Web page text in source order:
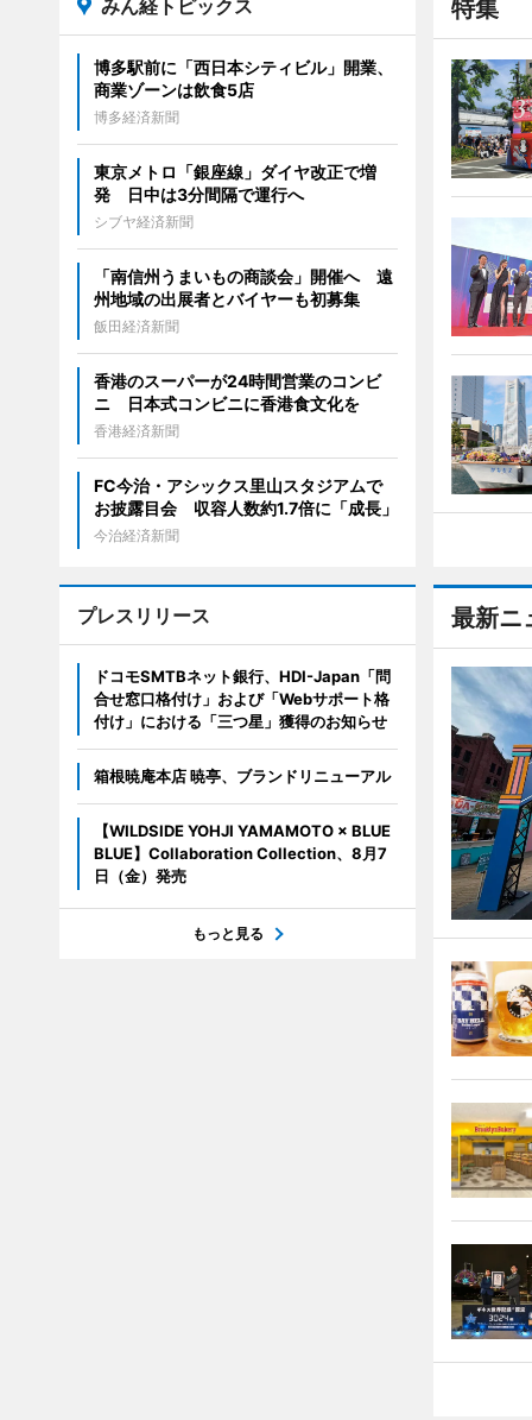
特集
最新ニ
みん経トピックス
博多駅前に「西日本シティビル」開業、
商業ゾーンは飲食5店
博多経済新聞
東京メトロ「銀座線」ダイヤ改正で増
発 日中は3分間隔で運行へ
シブヤ経済新聞
「南信州うまいもの商談会」開催へ 遠
州地域の出展者とバイヤーも初募集
飯田経済新聞
香港のスーパーが24時間営業のコンビ
ニ 日本式コンビニに香港食文化を
香港経済新聞
FC今治・アシックス里山スタジアムで
お披露目会 収容人数約1.7倍に「成長」
今治経済新聞
プレスリリース
ドコモSMTBネット銀行、HDI-Japan「問
合せ窓口格付け」および「Webサポート格
付け」における「三つ星」獲得のお知らせ
箱根暁庵本店 暁亭、ブランドリニューアル
【WILDSIDE YOHJI YAMAMOTO × BLUE
BLUE】Collaboration Collection、8月7
日（金）発売
もっと見る